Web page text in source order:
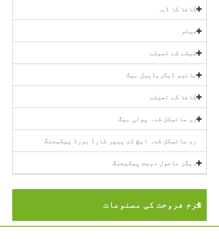
کاغذ کا ڈبہ
میلر
شیشے کے تھیلے
بائیو ڈیگریڈیبل بیگ
کاغذ کے تھیلے
ری سائیکل شدہ پولی بیگ
ری سائیکل شدہ ایچ ڈی پیپر کارڈ بورڈ پیکیجنگ
دیگر ماحول دوست پیکیجنگ
گرم فروخت کی مصنوعات